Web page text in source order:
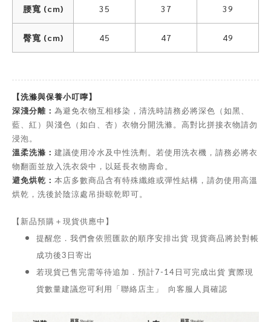
腰寬 (cm) 35 37 39
臀寬 (cm) 45 47 49
【洗滌與保養小叮嚀】
深淺分離： 為避免衣物互相移染，清洗時請務必將深色（如黑、
藍、紅）與淺色（如白、杏）衣物分開洗滌。高對比拼接衣物請勿
浸泡。
溫柔洗滌： 建議使用冷水及中性洗劑。若使用洗衣機，請務必將衣
物翻面並放入洗衣袋中，以延長衣物壽命。
避免烘乾： 本店多數商品含有特殊纖維或彈性結構，請勿使用高溫
烘乾，洗後於陰涼處吊掛晾乾即可。
【新品預購＋現貨供應中】
提醒您．我們會依照匯款的順序安排出貨 現貨商品將於對帳
成功後3日寄出
若現貨已售完需等待追加．預計7-14日可完成出貨 實際現
貨數量建議您可利用「聯絡店主」 向客服人員確認